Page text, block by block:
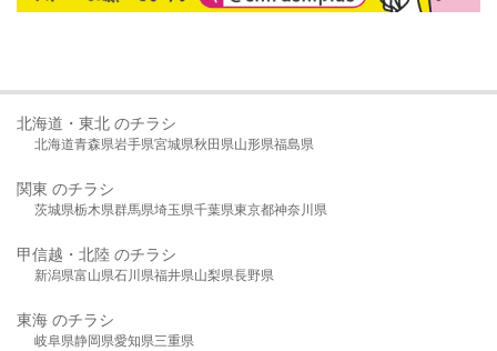
北海道・東北 のチラシ
北海道青森県岩手県宮城県秋田県山形県福島県
関東 のチラシ
茨城県栃木県群馬県埼玉県千葉県東京都神奈川県
甲信越・北陸 のチラシ
新潟県富山県石川県福井県山梨県長野県
東海 のチラシ
岐阜県静岡県愛知県三重県